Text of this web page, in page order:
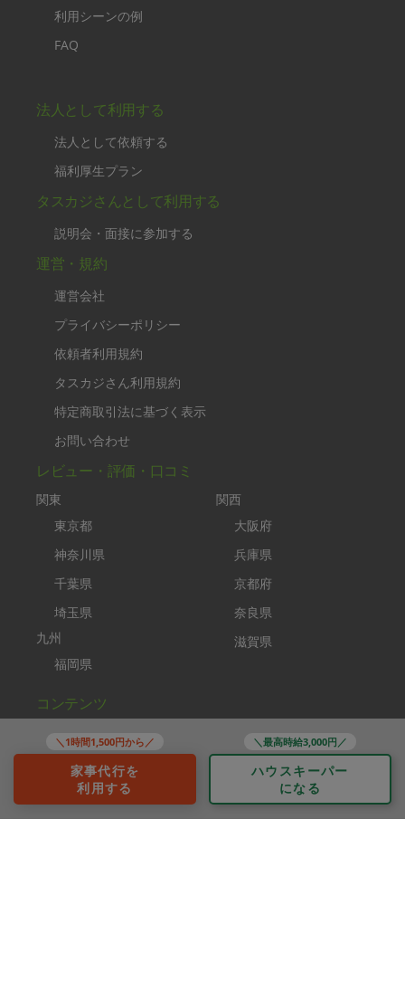
＼1時間1,500円から／
家事代行を
利用する
＼最高時給3,000円／
ハウスキーパー
になる
利用シーンの例
FAQ
法人として利用する
法人として依頼する
福利厚生プラン
タスカジさんとして利用する
説明会・面接に参加する
運営・規約
運営会社
プライバシーポリシー
依頼者利用規約
タスカジさん利用規約
特定商取引法に基づく表示
お問い合わせ
レビュー・評価・口コミ
関東
東京都
神奈川県
千葉県
埼玉県
九州
福岡県
関西
大阪府
兵庫県
京都府
奈良県
滋賀県
コンテンツ
タスカジplus
助家事さん
タスカジブートキャンプ
家事クリエイター